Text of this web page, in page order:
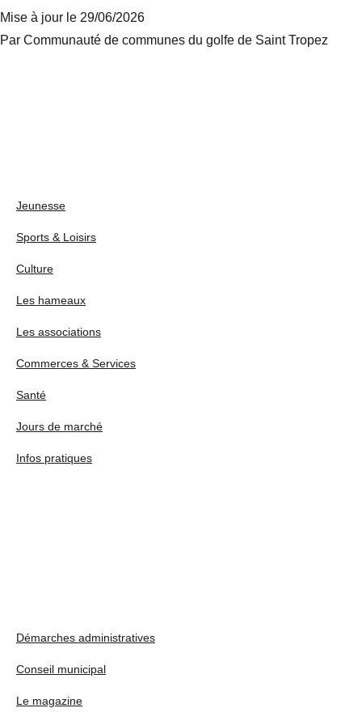
Mise à jour le 29/06/2026
Par Communauté de communes du golfe de Saint Tropez
Jeunesse
Sports & Loisirs
Culture
Les hameaux
Les associations
Commerces & Services
Santé
Jours de marché
Infos pratiques
Démarches administratives
Conseil municipal
Le magazine